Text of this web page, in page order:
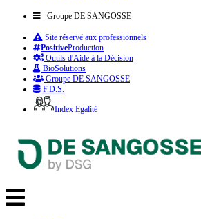
Groupe DE SANGOSSE
Site réservé aux professionnels
PositiveProduction
Outils d'Aide à la Décision
BioSolutions
Groupe DE SANGOSSE
F.D.S.
Index Egalité